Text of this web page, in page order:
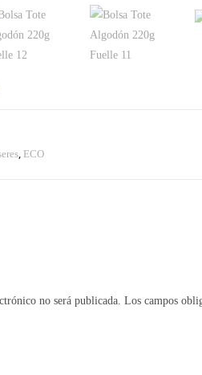
, ECO
no será publicada. Los campos